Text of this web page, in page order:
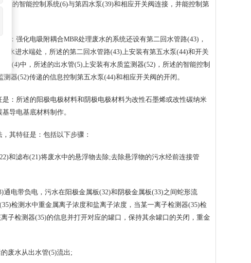
的智能控制系统(6)与第四水泵(39)和相应开关阀连接，并能控制第
强化电吸附耦合MBR处理废水的系统还设有第二回水管路(43)，
水进水端处，所述的第二回水管路(43)上安装有第五水泵(44)和开关
(4)中，所述的出水管(5)上安装有水质监测器(52)，所述的智能控制
器(52)传递的信息控制第五水泵(44)和相应开关阀的开闭。
所述的阳极电极材料和阴极电极材料为改性石墨烯或改性碳纳米
导电基底材料制作。
其特征是：包括以下步骤：
滤布(21)将废水中的悬浮物去除;去除悬浮物的污水经前连接管
电带负电，污水在阳极金属板(32)和阴极金属板(33)之间蛇形流
检测水中重金属离子浓度和盐离子浓度，当某一离子检测器(35)检
子检测器(35)的信息并打开对应的罐口，保持其余罐口的关闭，重金
废水从出水管(5)流出;